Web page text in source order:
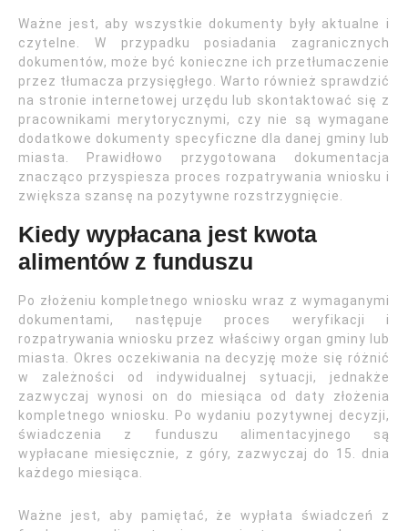
Ważne jest, aby wszystkie dokumenty były aktualne i
czytelne. W przypadku posiadania zagranicznych
dokumentów, może być konieczne ich przetłumaczenie
przez tłumacza przysięgłego. Warto również sprawdzić
na stronie internetowej urzędu lub skontaktować się z
pracownikami merytorycznymi, czy nie są wymagane
dodatkowe dokumenty specyficzne dla danej gminy lub
miasta. Prawidłowo przygotowana dokumentacja
znacząco przyspiesza proces rozpatrywania wniosku i
zwiększa szansę na pozytywne rozstrzygnięcie.
Kiedy wypłacana jest kwota
alimentów z funduszu
Po złożeniu kompletnego wniosku wraz z wymaganymi
dokumentami, następuje proces weryfikacji i
rozpatrywania wniosku przez właściwy organ gminy lub
miasta. Okres oczekiwania na decyzję może się różnić
w zależności od indywidualnej sytuacji, jednakże
zazwyczaj wynosi on do miesiąca od daty złożenia
kompletnego wniosku. Po wydaniu pozytywnej decyzji,
świadczenia z funduszu alimentacyjnego są
wypłacane miesięcznie, z góry, zazwyczaj do 15. dnia
każdego miesiąca.
Ważne jest, aby pamiętać, że wypłata świadczeń z